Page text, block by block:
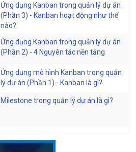
Ứng dụng Kanban trong quản lý dự án
(Phần 3) - Kanban hoạt động như thế
nào?
Ứng dụng Kanban trong quản lý dự án
(Phần 2) - 4 Nguyên tắc nền tảng
Ứng dụng mô hình Kanban trong quản
lý dự án (Phần 1) - Kanban là gì?
Milestone trong quản lý dự án là gì?